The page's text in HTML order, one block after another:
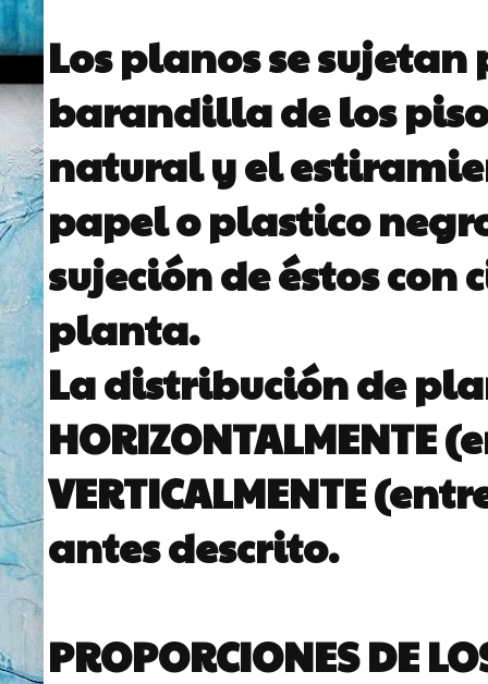
Los planos se
barandilla de los
natural y el
papel o plastico
sujeción de éstos con
planta.
La distribución de
VERTICALMENTE
antes descrito.
PROPORCIONES DE